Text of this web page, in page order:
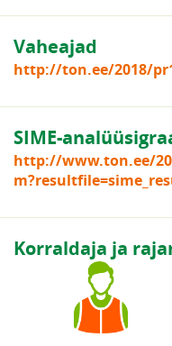
Vaheajad
http://ton.ee/2018/
SIME-
http://www.ton.ee/
Korraldaja ja